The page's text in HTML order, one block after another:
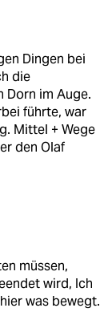
Dingen bei
die
Dorn im Auge.
führte, war
Mittel + Wege
den Olaf
müssen,
wird, Ich
was bewegt.